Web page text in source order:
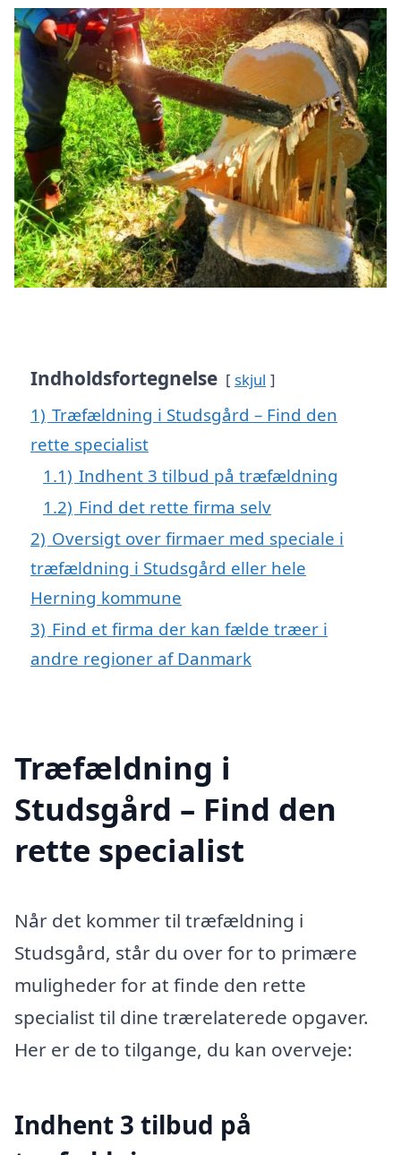
Indholdsfortegnelse skjul
1) Træfældning i Studsgård – Find den
rette specialist
1.1) Indhent 3 tilbud på træfældning
1.2) Find det rette firma selv
2) Oversigt over firmaer med speciale i
træfældning i Studsgård eller hele
Herning kommune
3) Find et firma der kan fælde træer i
andre regioner af Danmark
Træfældning i
Studsgård – Find den
rette specialist
Når det kommer til træfældning i
Studsgård, står du over for to primære
muligheder for at finde den rette
specialist til dine trærelaterede opgaver.
Her er de to tilgange, du kan overveje:
Indhent 3 tilbud på